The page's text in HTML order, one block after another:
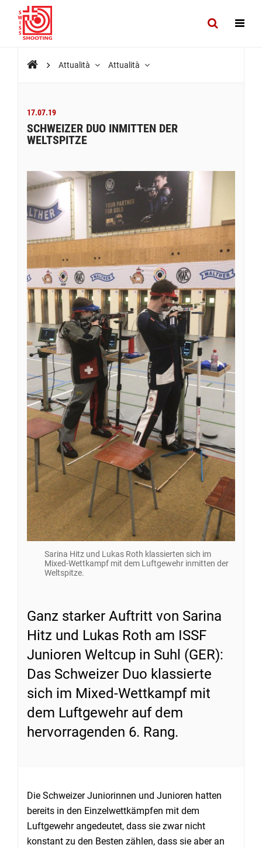
Attualità Attualità
17.07.19
SCHWEIZER DUO INMITTEN DER
WELTSPITZE
Sarina Hitz und Lukas Roth klassierten sich im
Mixed-Wettkampf mit dem Luftgewehr inmitten der
Weltspitze.
Ganz starker Auftritt von Sarina
Hitz und Lukas Roth am ISSF
Junioren Weltcup in Suhl (GER):
Das Schweizer Duo klassierte
sich im Mixed-Wettkampf mit
dem Luftgewehr auf dem
hervorragenden 6. Rang.
Die Schweizer Juniorinnen und Junioren hatten
bereits in den Einzelwettkämpfen mit dem
Luftgewehr angedeutet, dass sie zwar nicht
konstant zu den Besten zählen, dass sie aber an